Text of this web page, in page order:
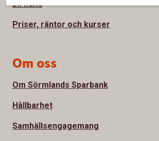
Bli kund
Priser, räntor och kurser
Om oss
Om Sörmlands Sparbank
Hållbarhet
Samhällsengagemang